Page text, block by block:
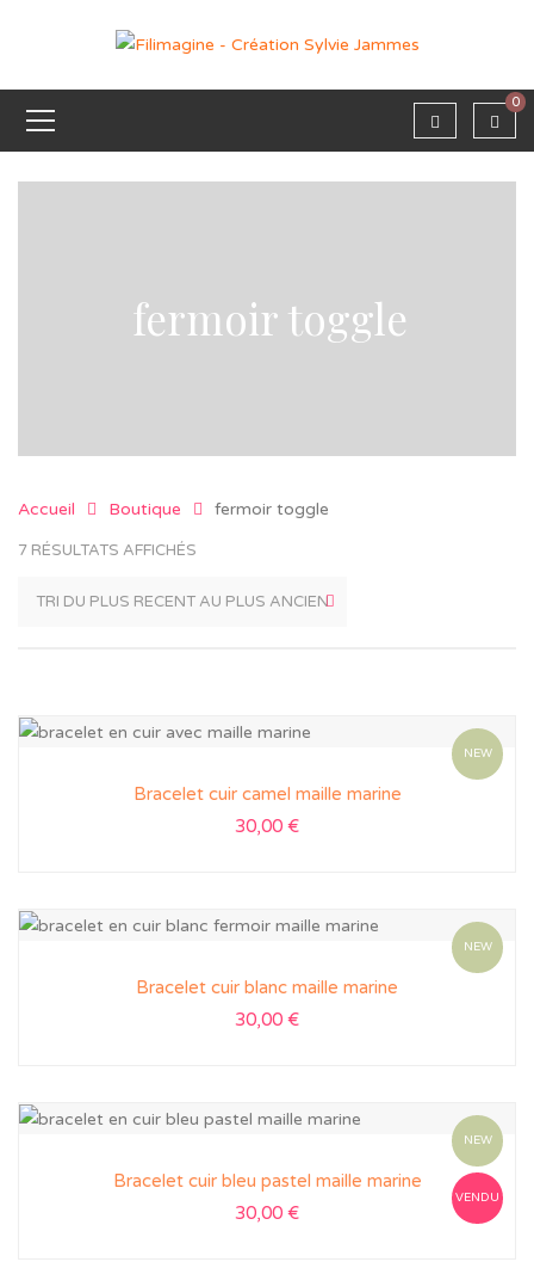
0
fermoir toggle
Accueil Boutique fermoir toggle
7 RÉSULTATS AFFICHÉS
NEW
Bracelet cuir camel maille marine
30,00 €
NEW
Bracelet cuir blanc maille marine
30,00 €
NEW
VENDU
Bracelet cuir bleu pastel maille marine
30,00 €